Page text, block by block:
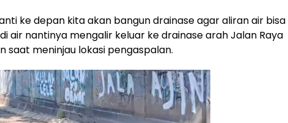
ke depan kita akan bangun drainase agar aliran air bisa
air nantinya mengalir keluar ke drainase arah Jalan Raya
saat meninjau lokasi pengaspalan.